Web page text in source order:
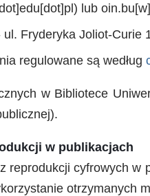
lub oin.bu[w]
Fryderyka Joliot-Curie
regulowane są według
w Bibliotece
w publikacjach
reprodukcji cyfrowych
otrzymanych